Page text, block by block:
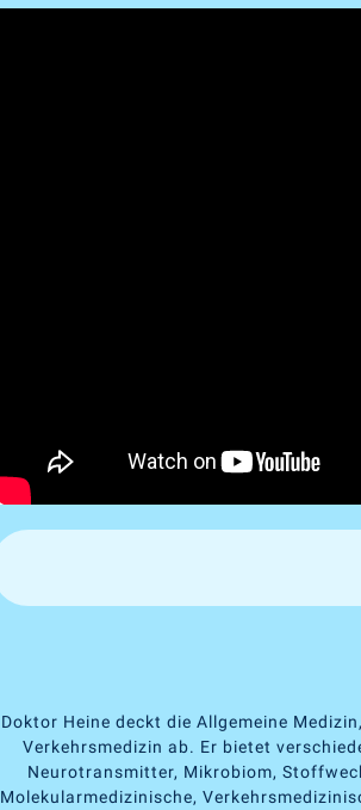
Doktor Heine deckt die Allgemeine
Verkehrsmedizin ab. Er bietet
Neurotransmitter, Mikrobiom,
Molekularmedizinische,